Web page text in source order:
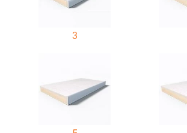
3